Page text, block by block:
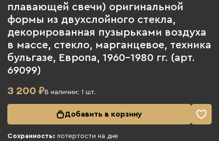
плавающей свечи) оригинальной
формы из двухслойного стекла,
декорированная пузырьками воздуха
в массе, стекло, марганцевое, техника
бульгазе, Европа, 1960-1980 гг. (арт.
69099)
3 200 ₽В наличии: 1 шт.
Добавить в корзину
Сохранность: потертости на дне